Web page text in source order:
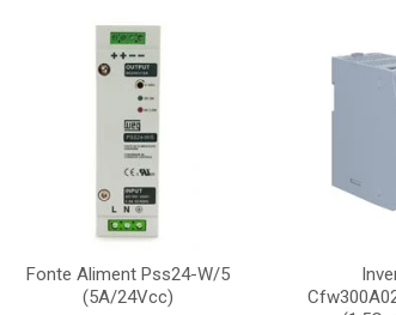
Fonte Aliment Pss24-W/5
(5A/24Vcc)